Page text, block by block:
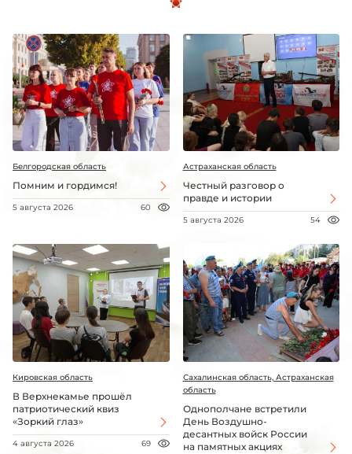
Белгородская область
Помним и гордимся!
5 августа 2026 60
Астраханская область
Честный разговор о
правде и истории
5 августа 2026 54
Кировская область
В Верхнекамье прошёл
патриотический квиз
«Зоркий глаз»
4 августа 2026 69
Сахалинская область, Астраханская
область
Однополчане встретили
День Воздушно-
десантных войск России
на памятных акциях